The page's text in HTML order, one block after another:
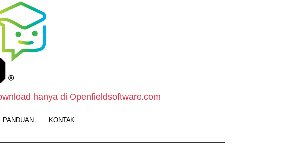
Website
Dowload
hanya di Openfieldsoftware.com
PANDUAN KONTAK